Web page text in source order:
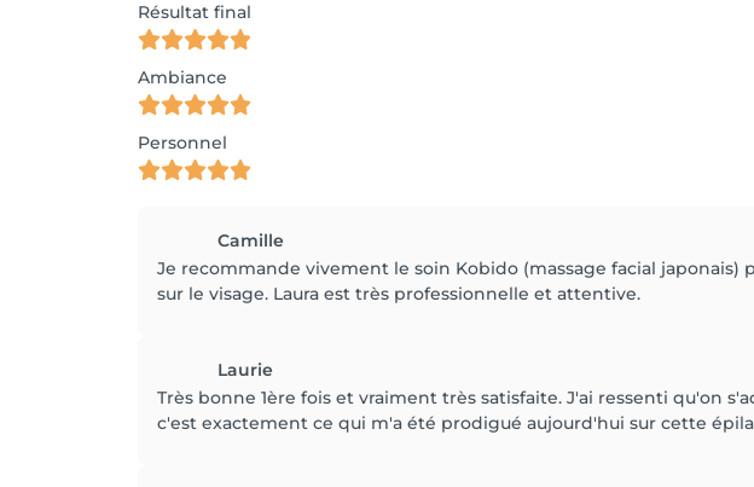
Résultat final
Ambiance
Personnel
Camille
Je recommande vivement le soin Kobido (massage facial
sur le visage. Laura est très professionnelle et attentive.
Laurie
Très bonne 1ère fois et vraiment très satisfaite. J'ai ressenti qu'on
c'est exactement ce qui m'a été prodigué aujourd'hui sur cette